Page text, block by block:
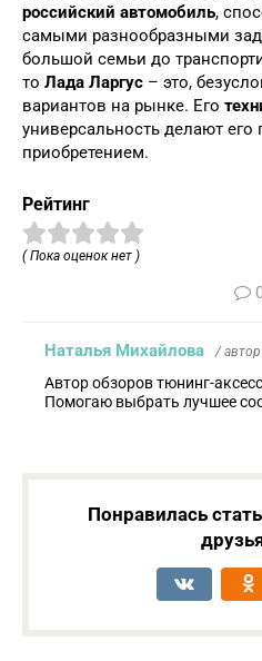
российский автомобиль,
самыми разнообразными
большой семьи до
то Лада Ларгус – это,
вариантов на рынке. Его
универсальность делают
приобретением.
Рейтинг
( Пока оценок нет )
Наталья Михайлова / автор
Автор обзоров тюнинг-
Помогаю выбрать лучшее
Понравилась